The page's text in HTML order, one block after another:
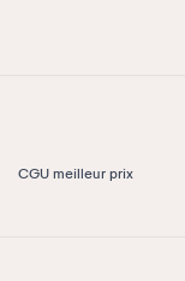
CGU meilleur prix